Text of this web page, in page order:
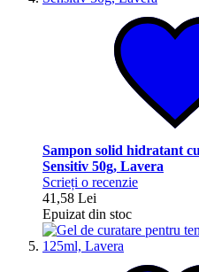
Sampon solid hidratant
Sensitiv 50g, Lavera
Scrieți o recenzie
41,58 Lei
Epuizat din stoc